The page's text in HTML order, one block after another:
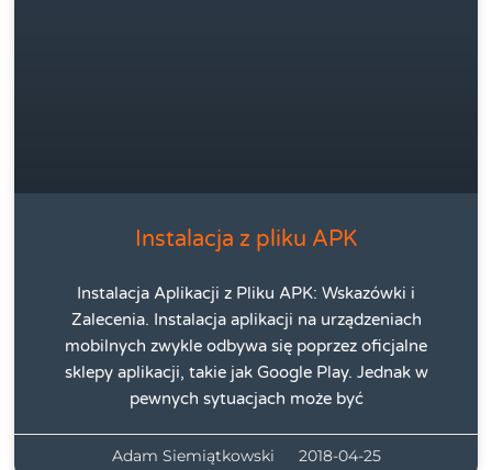
Instalacja z pliku APK
Instalacja Aplikacji z Pliku APK: Wskazówki i
Zalecenia. Instalacja aplikacji na urządzeniach
mobilnych zwykle odbywa się poprzez oficjalne
sklepy aplikacji, takie jak Google Play. Jednak w
pewnych sytuacjach może być
Adam Siemiątkowski 2018-04-25